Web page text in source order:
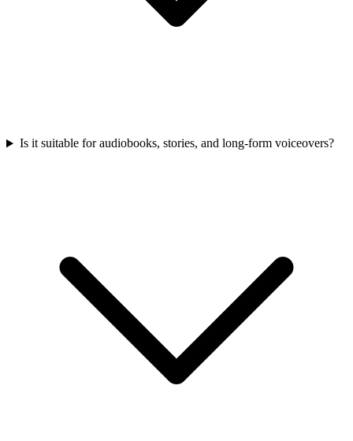
Is it suitable for audiobooks, stories, and long-form voiceovers?